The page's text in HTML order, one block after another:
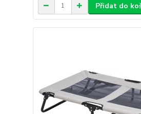
Přidat do